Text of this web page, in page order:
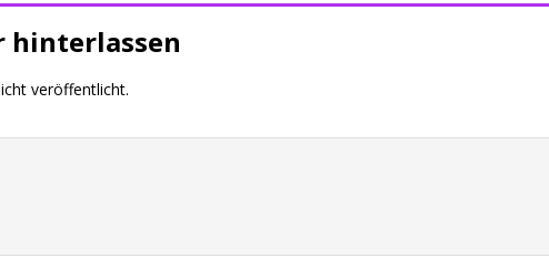
hinterlassen
veröffentlicht.